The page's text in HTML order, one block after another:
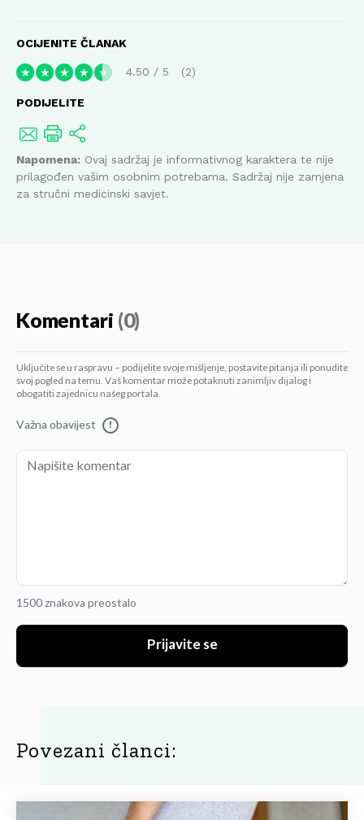
OCIJENITE ČLANAK
★ ★ ★ ★ ★ 4.50 / 5 2
PODIJELITE
Napomena: Ovaj sadržaj je informativnog karaktera te nije
prilagođen vašim osobnim potrebama. Sadržaj nije zamjena
za stručni medicinski savjet.
Komentari (0)
Uključite se u raspravu – podijelite svoje mišljenje, postavite pitanja ili ponudite
svoj pogled na temu. Vaš komentar može potaknuti zanimljiv dijalog i
obogatiti zajednicu našeg portala.
Važna obavijest !
1500 znakova preostalo
Prijavite se
Povezani članci: